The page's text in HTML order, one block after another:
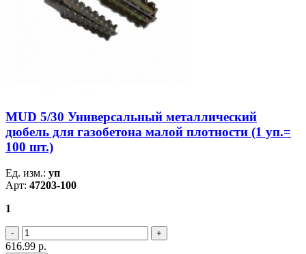
MUD 5/30 Универсальный металлический
дюбель для газобетона малой плотности (1 уп.=
100 шт.)
Ед. изм.: уп
Арт: 47203-100
1
616.99 р.